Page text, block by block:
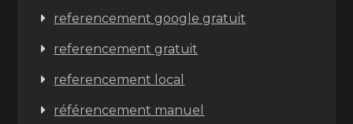
referencement google gratuit
referencement gratuit
referencement local
référencement manuel